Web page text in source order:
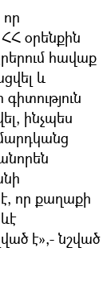
օրենքին
հավաք
և
ինչպես
որ քաղաքի
է»,- նշված